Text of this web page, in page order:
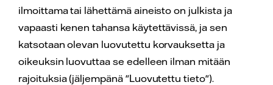
ilmoittama tai lähettämä aineisto on julkista ja
vapaasti kenen tahansa käytettävissä, ja sen
katsotaan olevan luovutettu korvauksetta ja
oikeuksin luovuttaa se edelleen ilman mitään
rajoituksia (jäljempänä "Luovutettu tieto").